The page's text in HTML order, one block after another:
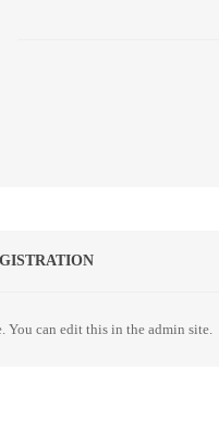
can edit this in the admin site.